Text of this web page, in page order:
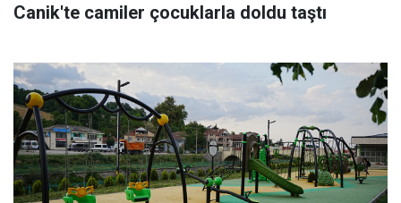
Canik'te camiler çocuklarla doldu taştı